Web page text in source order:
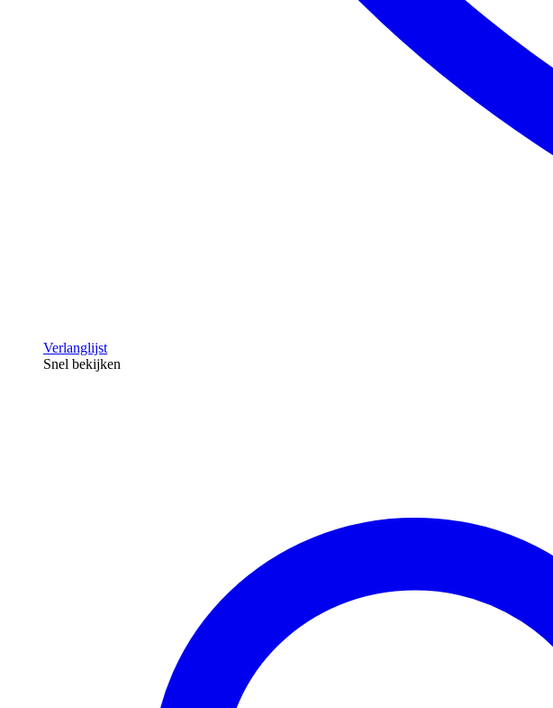
Verlanglijst
Snel bekijken